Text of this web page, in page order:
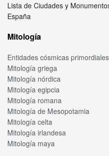
Lista de Ciudades y
España
Mitología
Entidades cósmicas primordiales
Mitología griega
Mitología nórdica
Mitología egipcia
Mitología romana
Mitología de Mesopotamia
Mitología celta
Mitología irlandesa
Mitología maya